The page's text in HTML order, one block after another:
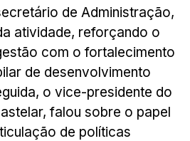
de Administração,
atividade, reforçando o
com o fortalecimento
de desenvolvimento
o vice-presidente do
falou sobre o papel
de políticas